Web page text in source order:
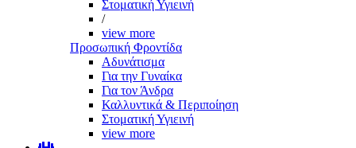
Στοματική Υγιεινή
/
view more
Προσωπική Φροντίδα
Αδυνάτισμα
Για την Γυναίκα
Για τον Άνδρα
Καλλυντικά & Περιποίηση
Στοματική Υγιεινή
view more